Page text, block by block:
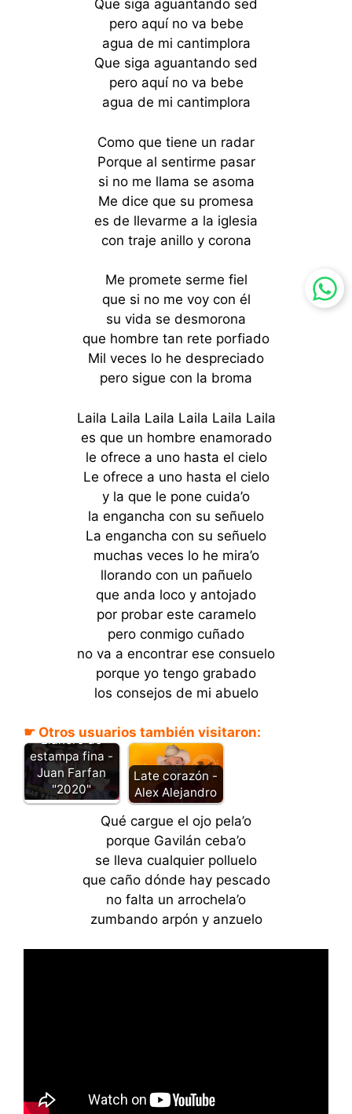
Que siga aguantando sed
pero aquí no va bebe
agua de mi cantimplora
Que siga aguantando sed
pero aquí no va bebe
agua de mi cantimplora
Como que tiene un radar
Porque al sentirme pasar
si no me llama se asoma
Me dice que su promesa
es de llevarme a la iglesia
con traje anillo y corona
Me promete serme fiel
que si no me voy con él
su vida se desmorona
que hombre tan rete porfiado
Mil veces lo he despreciado
pero sigue con la broma
Laila Laila Laila Laila Laila Laila
es que un hombre enamorado
le ofrece a uno hasta el cielo
Le ofrece a uno hasta el cielo
y la que le pone cuida’o
la engancha con su señuelo
La engancha con su señuelo
muchas veces lo he mira’o
llorando con un pañuelo
que anda loco y antojado
por probar este caramelo
pero conmigo cuñado
no va a encontrar ese consuelo
porque yo tengo grabado
los consejos de mi abuelo
☛ Otros usuarios también visitaron:
Llanero de
estampa fina -
Juan Farfan
"2020"
Late corazón -
Alex Alejandro
Qué cargue el ojo pela’o
porque Gavilán ceba’o
se lleva cualquier polluelo
que caño dónde hay pescado
no falta un arrochela’o
zumbando arpón y anzuelo